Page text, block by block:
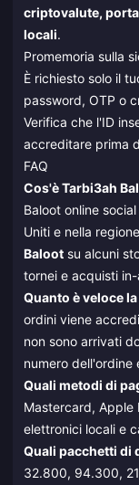
criptovalute,
locali.
Promemoria sulla
È richiesto solo il
password, OTP o
Verifica che l'ID
accreditare prima
FAQ
Cos'è Tarbi3ah
Baloot online
Uniti e nella
Baloot su alcuni
tornei e acquisti
Quanto è veloce
ordini viene
non sono arrivati
numero dell'ordine
Quali metodi di
Mastercard, Apple
elettronici locali e
Quali pacchetti di
32.800, 94.300,